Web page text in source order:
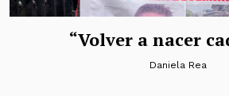
“Volver a nacer
Daniela Rea